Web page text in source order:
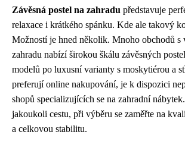
Závěsná postel na zahradu představuje
relaxace i krátkého spánku. Kde ale takový
Možností je hned několik. Mnoho obchodů s
zahradu nabízí širokou škálu závěsných
modelů po luxusní varianty s moskytiérou a
preferují online nakupování, je k dispozici
shopů specializujících se na zahradní
jakoukoli cestu, při výběru se zaměřte na
a celkovou stabilitu.